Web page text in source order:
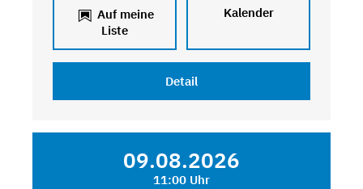
Auf meine
Liste
Kalender
Detail
09.08.2026
11:00 Uhr